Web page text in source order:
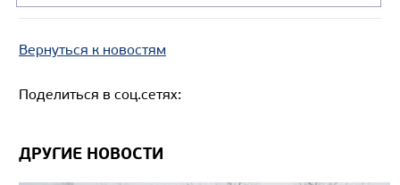
Вернуться к новостям
Поделиться в соц.сетях:
ДРУГИЕ НОВОСТИ